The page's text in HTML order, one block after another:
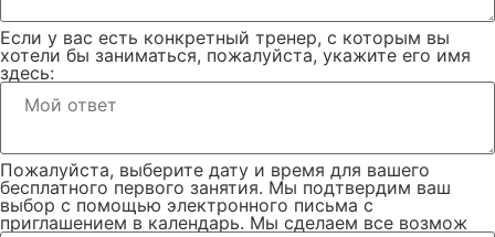
Если у вас есть конкретный тренер, с которым вы
хотели бы заниматься, пожалуйста, укажите его имя
здесь:
Пожалуйста, выберите дату и время для вашего
бесплатного первого занятия. Мы подтвердим ваш
выбор с помощью электронного письма с
приглашением в календарь. Мы сделаем все возмож